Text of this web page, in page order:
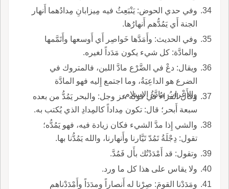
وفي حدي الحوض: يَنْبَعِثُ فيه مِيزابانِ مِدادُهما أَنهار
الجنة أَي يَمُدُّهم أَنهارُها.
وفي الحديث: وأَمَدَّها خَواصِر أَي أَوسعها وأَتَمَّمها
والمادَّة: كل شيء يكون مَدَداً لغيره.
ويقال: دعْ في الضَّرْع مادَّ اللبن، فالمتروك في
الضرع هو الداعِيَةُ، وما اجتمع إِليه فهو المادَّة
والأَعْرابُ مادَّةُ الاسلام.
وقال الفراءُ في قوله عز وجل: والبحر يَمُدُّ من بعده
سبعة أَبحر؛ قال: تكون مِداداً كالمِدادِ الذي يُكتب به.
والشي إِذا مدَّ الشيء فكان زيادة فيه، فهو يَمُدُّه؛
تقول: دِجْلَةُ تَمُدّ تَيَّارنا وأَنهارنا، والله يَمُدُّنا بها.
وتقول: قد أَمْدَدْتُك بأَل فَمُدَّ.
ولا يقاس على هذا كل ما ورد.
ومَدَدْنا القومَ: صِرْنا له أَنصاراً ومدَدَاً وأَمْدَدْناهم